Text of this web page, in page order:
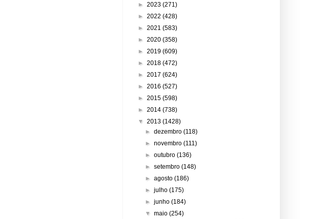
► 2023 (271)
► 2022 (428)
► 2021 (583)
► 2020 (358)
► 2019 (609)
► 2018 (472)
► 2017 (624)
► 2016 (527)
► 2015 (598)
► 2014 (738)
▼ 2013 (1428)
►dezembro(118)
►novembro(111)
►outubro(136)
►setembro(148)
►agosto(186)
►julho(175)
►junho(184)
▼maio(254)